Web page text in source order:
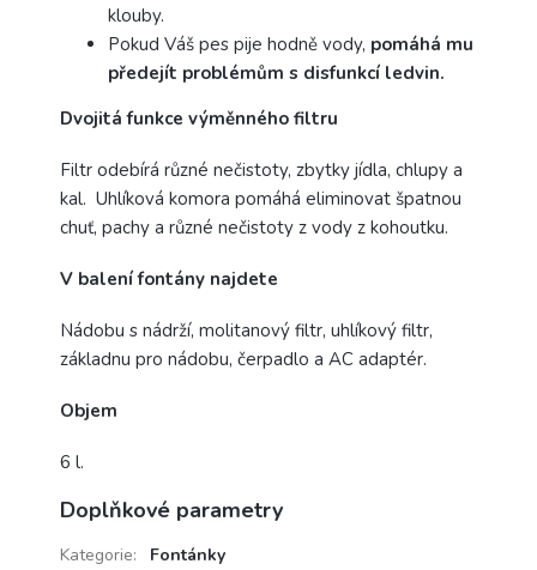
klouby.
Pokud Váš pes pije hodně vody, pomáhá mu
předejít problémům s disfunkcí ledvin.
Dvojitá funkce výměnného filtru
Filtr odebírá různé nečistoty, zbytky jídla, chlupy a
kal. Uhlíková komora pomáhá eliminovat špatnou
chuť, pachy a různé nečistoty z vody z kohoutku.
V balení fontány najdete
Nádobu s nádrží, molitanový filtr, uhlíkový filtr,
základnu pro nádobu, čerpadlo a AC adaptér.
Objem
6 l.
Doplňkové parametry
Kategorie:
Fontánky